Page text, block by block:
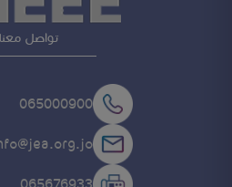
تواصل معنا
065000900